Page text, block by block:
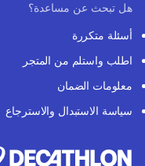
هل تبحث عن مساعدة؟
أسئلة متكررة
اطلب واستلم من المتجر
معلومات الضمان
سياسة الاستبدال والاسترجاع